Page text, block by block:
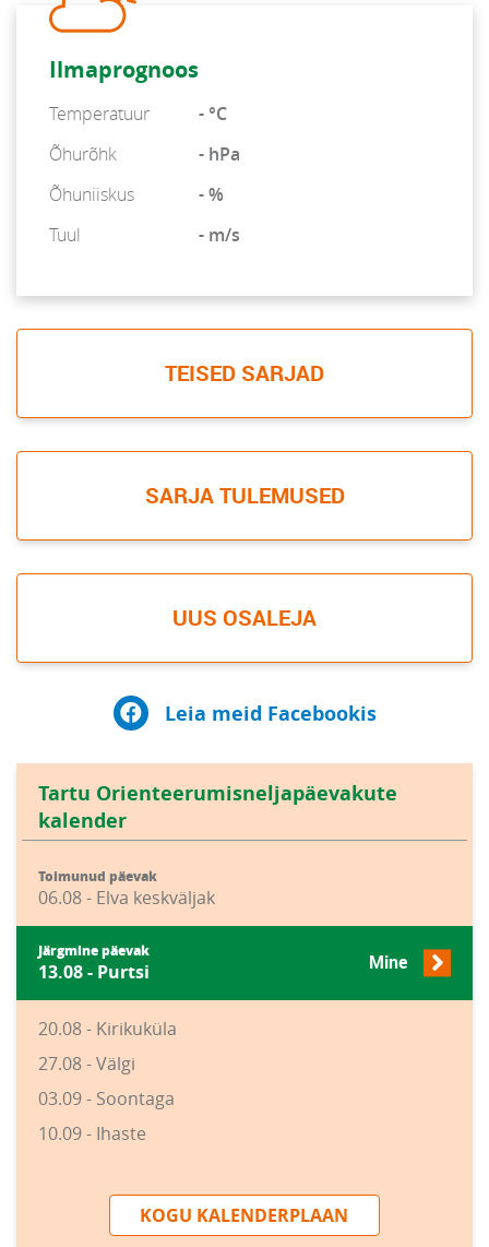
Ilmaprognoos
Temperatuur
- °C
Õhurõhk
- hPa
Õhuniiskus
- %
Tuul
- m/s
TEISED SARJAD
SARJA TULEMUSED
UUS OSALEJA
Leia meid Facebookis
Tartu Orienteerumisneljapäevakute
kalender
Toimunud päevak
06.08 - Elva keskväljak
Järgmine päevak
13.08 - Purtsi Mine
20.08 - Kirikuküla
27.08 - Välgi
03.09 - Soontaga
10.09 - Ihaste
KOGU KALENDERPLAAN